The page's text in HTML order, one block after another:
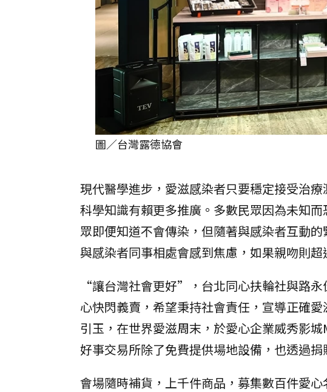
圖／台灣露德協會
現代醫學進步，愛滋感染者只要穩定接受治
科學知識有賴更多推廣。多數民眾因為未知
眾即便知道不會傳染，但隨著與感染者互動
與感染者同事相處會感到焦慮，如果親吻則超
“讓台灣社會更好”，台北同心扶輪社與路
心快閃義賣，希望秉持社會責任，宣導正確
引玉，在世界愛滋周末，於愛心企業威秀影
好事交易所除了免費提供場地設備，也透過
會場隨時補貨，上千件商品，募集數百件愛